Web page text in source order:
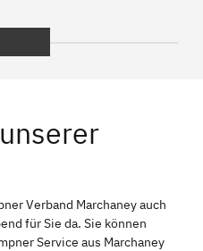
Bamberg
Passau
Verband Marchaney auch
für Sie da. Sie können
Service aus Marchaney